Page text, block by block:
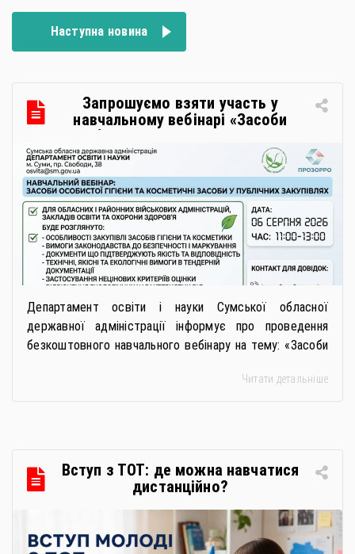
Наступна новина
Запрошуємо взяти участь у
навчальному вебінарі «Засоби
особистої гігієни та косметичні
засоби у публічних закупівлях: як
сформувати вимоги та обрати
безпечну і якісну продукцію»
Департамент освіти і науки Сумської обласної
державної адміністрації інформує про проведення
безкоштовного навчального вебінару на тему: «Засоби
закупівлях: як сформувати вимоги та обрати безпечну і
Читати детальніше
Вступ з ТОТ: де можна навчатися
дистанційно?